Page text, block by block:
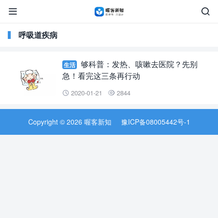


呼吸道疾病
生活
够科普：发热、咳嗽去医院？先别
急！看完这三条再行动
 2020-01-21  2844
Copyright © 2026 喔客新知 豫ICP备08005442号-1